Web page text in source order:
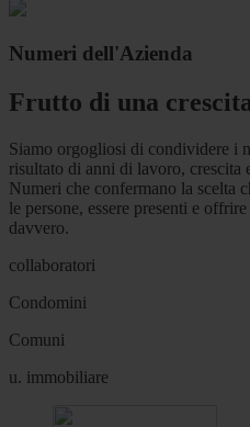
Numeri dell'Azienda
Frutto di una
Siamo orgogliosi di condividere i
risultato di anni di lavoro, crescita
Numeri che confermano la scelta
le persone, essere presenti e
davvero.
collaboratori
Condomini
Comuni
u. immobiliare